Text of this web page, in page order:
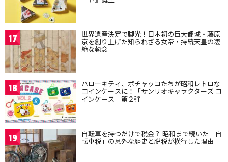
17 世界遺産決定で脚光！日本初の巨大都城・藤原
京を創り上げた知られざる女帝・持統天皇の凄
絶な執念
18 ハローキティ、ポチャッコたちが昭和レトロな
コインケースに！「サンリオキャラクターズ コ
インケース」第２弾
19 自転車を持つだけで税金？ 昭和まで続いた「自
転車税」の意外な歴史と脱税が横行した理由